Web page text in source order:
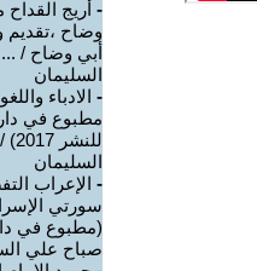
- أريج
وضاح ،تقديم
أبي وضاح /
السليمان
- الادباء
مطبوع في دار
السليمان
- الإعراب
سورتي
(مطبوع في
صباح علي